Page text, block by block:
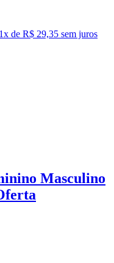
1x de R$ 29,35 sem juros
Masculino